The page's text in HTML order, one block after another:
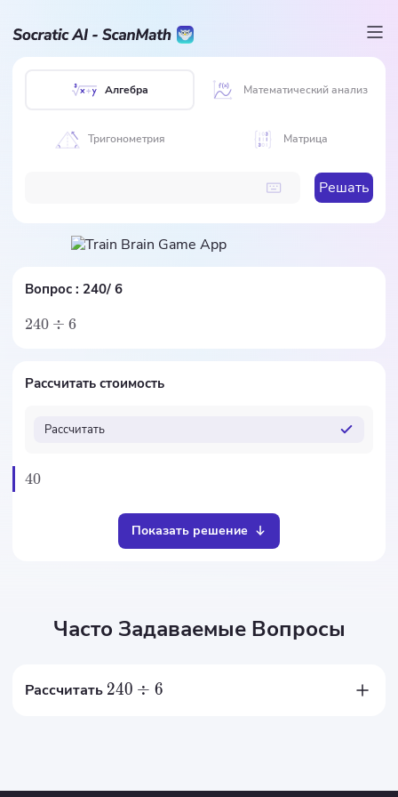
Алгебра Математический анализ
Тригонометрия Матрица
Решать
Вопрос : 240/ 6
240 ÷ 6
Рассчитать стоимость
Рассчитать
40
Показать решение
Часто Задаваемые Вопросы
Рассчитать 240 ÷ 6